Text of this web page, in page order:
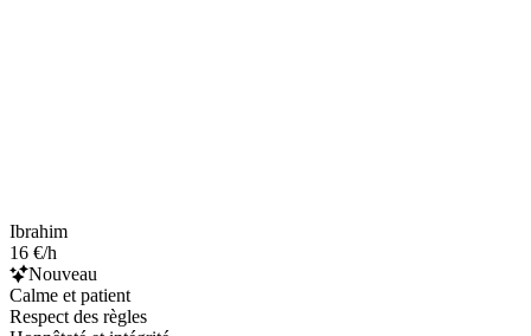
Ibrahim
16 €/h
Nouveau
Calme et patient
Respect des règles